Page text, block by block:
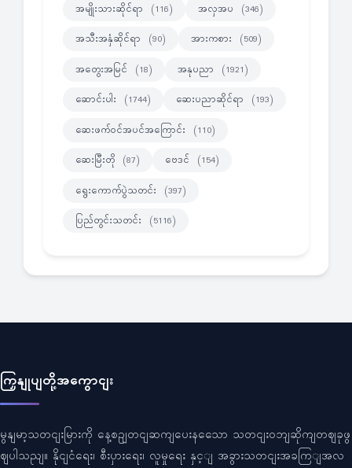
အမျိုးသားဆိုင်ရာ (116) အလှအပ (346)
အသီးအနှံဆိုင်ရာ (90) အားကစား (509)
အတွေးအမြင် (18) အနုပညာ (1921)
ဆောင်းပါး (1744) ဆေးပညာဆိုင်ရာ (193)
ဆေးဖက်ဝင်အပင်အကြောင်း (110)
ဆေးမြီးတို (87) ဗေဒင် (154)
ရွေးကောက်ပွဲသတင်း (397)
ပြည်တွင်းသတင်း (5116)
ကြှနျုပျတို့အကွောငျး
မွနျမာ့သတငျးမြားကို နေ့စဥျတငျဆကျပေးနသေော သတငျးဝဘျဆိုကျတဈခုဖွ
ဈပါသညျ။ နိုငျငံရေး၊ စီးပှားရေး၊ လူမှုရေး နှင့ျ အခွားသတငျးအခကြျအလ